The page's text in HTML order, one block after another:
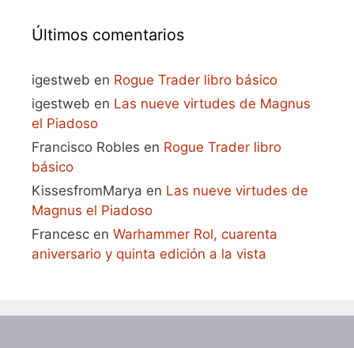
Últimos comentarios
igestweb en Rogue Trader libro básico
igestweb en Las nueve virtudes de Magnus
el Piadoso
Francisco Robles en Rogue Trader libro
básico
KissesfromMarya en Las nueve virtudes de
Magnus el Piadoso
Francesc en Warhammer Rol, cuarenta
aniversario y quinta edición a la vista